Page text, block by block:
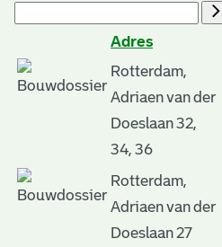
Adres
Rotterdam,
Adriaen van der
Doeslaan 32,
34, 36
Rotterdam,
Adriaen van der
Doeslaan 27